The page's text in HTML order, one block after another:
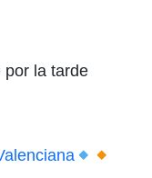
por la tarde